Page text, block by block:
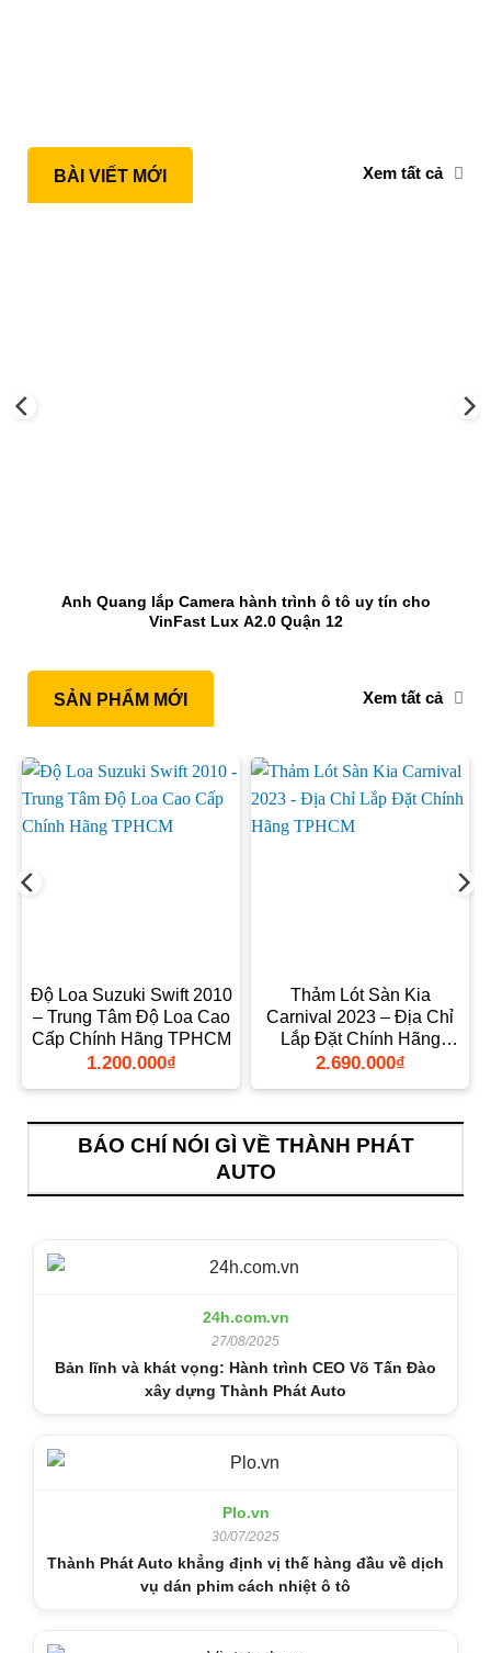
BÀI VIẾT MỚI Xem tất cả
Anh Quang lắp Camera hành trình ô tô uy tín cho
VinFast Lux A2.0 Quận 12
SẢN PHẨM MỚI Xem tất cả
Độ Loa Suzuki Swift 2010
– Trung Tâm Độ Loa Cao
Cấp Chính Hãng TPHCM
1.200.000₫
Thảm Lót Sàn Kia
Carnival 2023 – Địa Chỉ
Lắp Đặt Chính Hãng
TPHCM
2.690.000₫
BÁO CHÍ NÓI GÌ VỀ THÀNH PHÁT
AUTO
24h.com.vn
27/08/2025
Bản lĩnh và khát vọng: Hành trình CEO Võ Tấn Đào
xây dựng Thành Phát Auto
Plo.vn
30/07/2025
Thành Phát Auto khẳng định vị thế hàng đầu về dịch
vụ dán phim cách nhiệt ô tô